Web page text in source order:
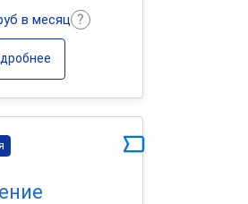
в месяц